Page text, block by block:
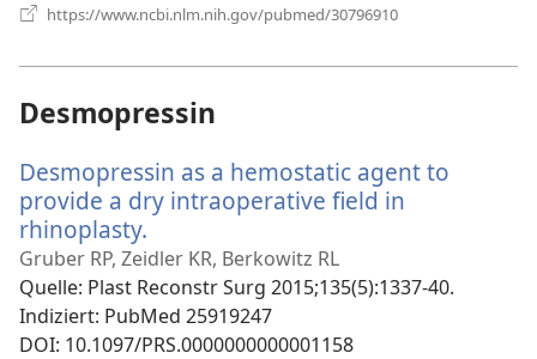
https://www.ncbi.nlm.nih.gov/pubmed/30796910
Desmopressin
Desmopressin as a hemostatic agent to
provide a dry intraoperative field in
rhinoplasty.
neues
Fenster)
Gruber RP, Zeidler KR, Berkowitz RL
Quelle‎: Plast Reconstr Surg 2015;135(5):1337-40.
Indiziert‎: PubMed 25919247
DOI‎: 10.1097/PRS.0000000000001158